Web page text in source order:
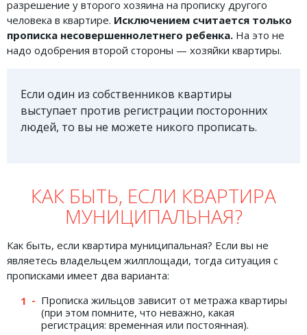
разрешение у второго хозяина на прописку другого
человека в квартире. Исключением считается только
прописка несовершеннолетнего ребенка. На это не
надо одобрения второй стороны — хозяйки квартиры.
Если один из собственников квартиры
выступает против регистрации посторонних
людей, то вы не можете никого прописать.
КАК БЫТЬ, ЕСЛИ КВАРТИРА
МУНИЦИПАЛЬНАЯ?
Как быть, если квартира муниципальная? Если вы не
являетесь владельцем жилплощади, тогда ситуация с
прописками имеет два варианта:
Прописка жильцов зависит от метража квартиры
(при этом помните, что неважно, какая
регистрация: временная или постоянная).